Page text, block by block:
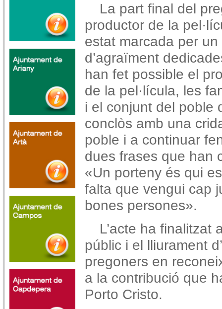
La part final del
productor de la
estat marcada per
d’agraïment
han fet possible el
de la pel·lícula, les
i el conjunt del poble
conclòs amb una
poble i a continuar
dues frases que han
«Un porteny és qui
falta que vengui cap
bones persones».
L’acte ha finalitzat
públic i el lliurament
pregoners en
a la contribució que
Porto Cristo.